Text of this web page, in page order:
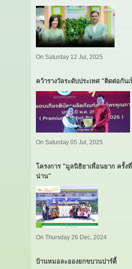
On Saturday 12 Jul, 2025
คว้ารางวัลระดับประเทศ "ติดต่อกัน
On Saturday 05 Jul, 2025
โครงการ "มูลนิธิยาเพื่อนยาก ครั้ง
น่าน"
On Thursday 26 Dec, 2024
บ้านหมอละอองยกขบวนปาร์ตี้